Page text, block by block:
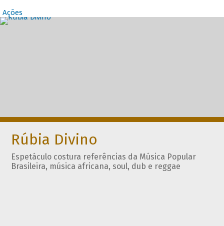
Ações
Destaques
Rúbia Divino
Espetáculo costura referências da Música Popular
Brasileira, música africana, soul, dub e reggae